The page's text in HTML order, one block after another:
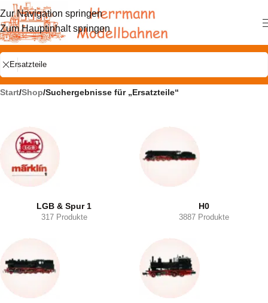
Zur Navigation springen
Zum Hauptinhalt springen
Start/Shop/Suchergebnisse für „Ersatzteile“
LGB & Spur 1
317 Produkte
H0
3887 Produkte